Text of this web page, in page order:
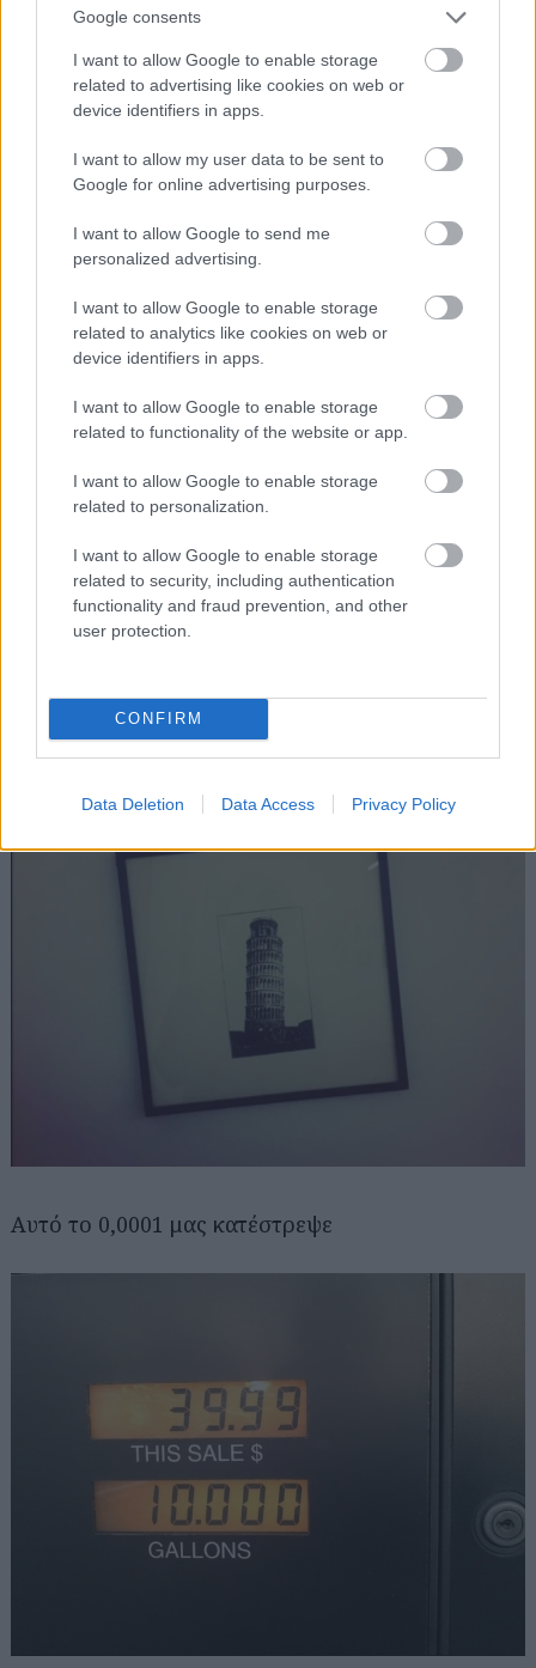
Google consents
I want to allow Google to enable storage
related to advertising like cookies on web or
device identifiers in apps.
I want to allow my user data to be sent to
Google for online advertising purposes.
I want to allow Google to send me
personalized advertising.
I want to allow Google to enable storage
related to analytics like cookies on web or
device identifiers in apps.
I want to allow Google to enable storage
related to functionality of the website or app.
I want to allow Google to enable storage
related to personalization.
I want to allow Google to enable storage
related to security, including authentication
functionality and fraud prevention, and other
user protection.
CONFIRM
Data Deletion Data Access Privacy Policy
Για κάτι τέτοια μένουμε ξάγρυπνοι
Αυτό το 0,0001 μας κατέστρεψε